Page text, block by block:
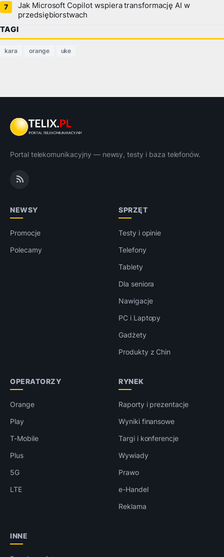
Jak Microsoft Copilot wspiera transformację AI w
przedsiębiorstwach
TAGI
kara orange uke
Portal telekomunikacyjny — newsy, testy i baza telefonów.
NEWSY
Promocje
Polecamy
SPRZĘT
Testy i opinie
Telefony
Tablety
Dla seniora
Nawigacje
PC i Laptopy
Gadżety
Produkty z Chin
OPERATORZY
Orange
Play
T-Mobile
Plus
5G
LTE
RYNEK
Raporty i prezentacje
Wyniki finansowe
Targi i konferencje
Wywiady
Prawo
e-Handel
Reklama
INNE